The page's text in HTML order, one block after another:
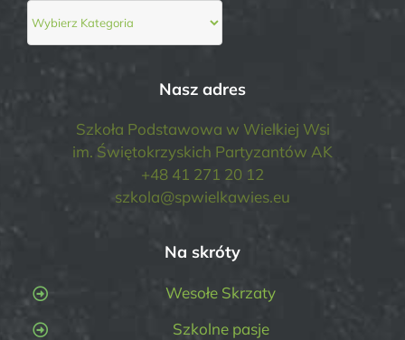
Nasz adres
Szkoła Podstawowa w Wielkiej Wsi
im. Świętokrzyskich Partyzantów AK
+48 41 271 20 12
szkola@spwielkawies.eu
Na skróty
Wesołe Skrzaty
Szkolne pasje